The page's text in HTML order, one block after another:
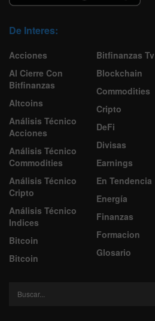
De Interes:
Acciones
Al Cierre Con
Bitfinanzas
Altcoins
Análisis Técnico
Acciones
Análisis Técnico
Commodities
Análisis Técnico
Cripto
Análisis Técnico
Indices
Bitcoin
Bitcoin
Bitfinanzas Tv
Blockchain
Commodities
Cripto
DeFi
Divisas
Earnings
En Tendencia
Energía
Finanzas
Formacion
Glosario